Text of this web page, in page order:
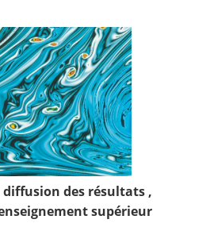
des résultats,
supérieur